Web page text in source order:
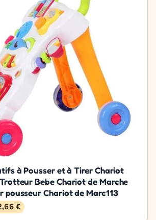
à Pousser et à Tirer Chariot
Bebe Chariot de Marche
pousseur Chariot de Marc113
€